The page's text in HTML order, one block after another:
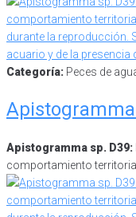
Categoría: Peces de
Apistogramma sp. D39:
comportamiento